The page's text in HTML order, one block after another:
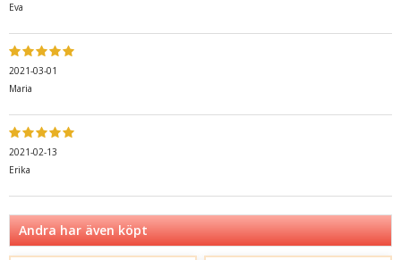
Eva
2021-03-01
Maria
2021-02-13
Erika
Andra har även köpt